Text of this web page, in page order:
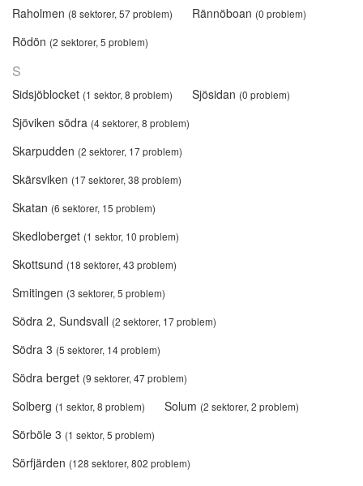
Raholmen (8 sektorer, 57 problem) Rännöboan (0 problem)
Rödön (2 sektorer, 5 problem)
S
Sidsjöblocket (1 sektor, 8 problem) Sjösidan (0 problem)
Sjöviken södra (4 sektorer, 8 problem)
Skarpudden (2 sektorer, 17 problem)
Skärsviken (17 sektorer, 38 problem)
Skatan (6 sektorer, 15 problem)
Skedloberget (1 sektor, 10 problem)
Skottsund (18 sektorer, 43 problem)
Smitingen (3 sektorer, 5 problem)
Södra 2, Sundsvall (2 sektorer, 17 problem)
Södra 3 (5 sektorer, 14 problem)
Södra berget (9 sektorer, 47 problem)
Solberg (1 sektor, 8 problem) Solum (2 sektorer, 2 problem)
Sörböle 3 (1 sektor, 5 problem)
Sörfjärden (128 sektorer, 802 problem)